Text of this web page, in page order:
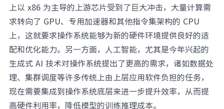
上以 x86 为主导的上游芯片受到了巨大冲击，大量计算需
求转向了 GPU、专用加速器和其他指令集架构的 CPU
上，这就要求操作系统能够为新的硬件环境提供良好的适
配和优化能力。另一方面，人工智能，尤其是今年兴起的
生成式 AI 技术对操作系统提出了更高的需求，诸如数据处
理、集群调度等许多传统上由上层应用软件负担的任务，
现在需要集成到操作系统底层来进一步提升效率，从而提
高硬件利用率，降低模型的训练推理成本。